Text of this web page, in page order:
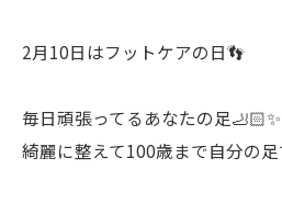
2月10日はフットケアの日👣
毎日頑張ってるあなたの足🦶🏻✨
綺麗に整えて100歳まで自分の足